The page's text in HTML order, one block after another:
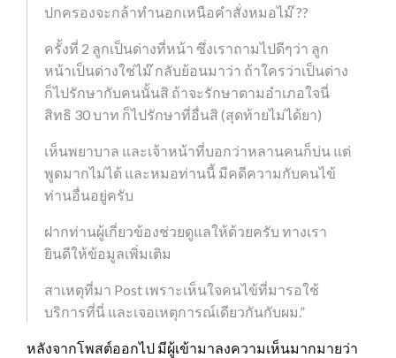
ปกครองจะกล้าทำนอกเหนือคำสั่งหมอไม๊ ??
ครั้งที่ 2 ลูกเป็นด่างที่หน้า ซึ่งเราถามไปดีๆว่า ลูก
หน้าเป็นด่างใช่ไม๊ กลับย้อนมาว่า ถ้าใครว่าเป็นด่าง
ก็ไปรักษากับคนนั้นสิ ถ้าจะรักษาตามอำเภอใจนี่
สิทธิ 30 บาท ก็ไปรักษาที่อื่นสิ (สุดท้ายไม่ได้ยา)
เห็นพยาบาล และเจ้าหน้าที่บอกว่าหลานคนก็บ่น แต่
พูดมากไม่ได้ และหมอท่านนี้ มีคดีความกับคนไข้
ท่านอื่นอยู่ครับ
ฝากท่านผู้เกี่ยวข้องช่วยดูแลให้ด้วยครับ ทางเรา
ยินดีให้ข้อมูลเพิ่มเติม
สาเหตุที่มา Post เพราะเห็นใจคนไข้ที่มารอใช้
บริการที่นี่ และเจอเหตุการณ์เดียวกันกับผม.”
หลังจากโพสต์ออกไป มีผู้เข้ามาลงความเห็นมากมายว่า